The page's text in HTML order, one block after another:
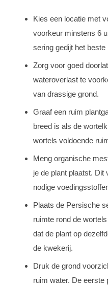
Kies een locatie met
voorkeur minstens 6
sering gedijt het beste
Zorg voor goed
wateroverlast te
van drassige grond.
Graaf een ruim
breed is als de
wortels voldoende
Meng organische
je de plant plaatst. Dit
nodige
Plaats de Persische
ruimte rond de
dat de plant op
de kwekerij.
Druk de grond
ruim water. De eerste